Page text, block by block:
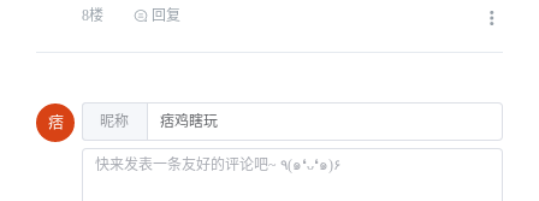
2022-05-09 14:02
8楼 回复
痞 昵称